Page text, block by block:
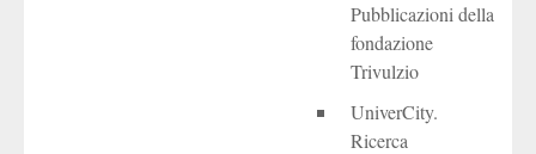
Pubblicazioni della
fondazione
Trivulzio
UniverCity.
Ricerca